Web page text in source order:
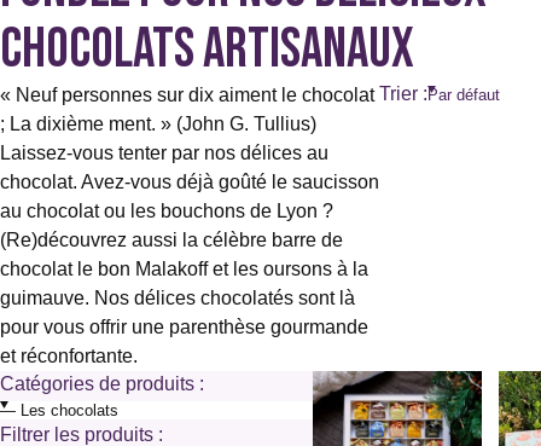
CHOCOLATS ARTISANAUX
« Neuf personnes sur dix aiment le chocolat
; La dixième ment. » (John G. Tullius)
Laissez-vous tenter par nos délices au
chocolat. Avez-vous déjà goûté le saucisson
au chocolat ou les bouchons de Lyon ?
(Re)découvrez aussi la célèbre barre de
chocolat le bon Malakoff et les oursons à la
guimauve. Nos délices chocolatés sont là
pour vous offrir une parenthèse gourmande
et réconfortante.
Trier :
Catégories de produits :
Filtrer les produits :